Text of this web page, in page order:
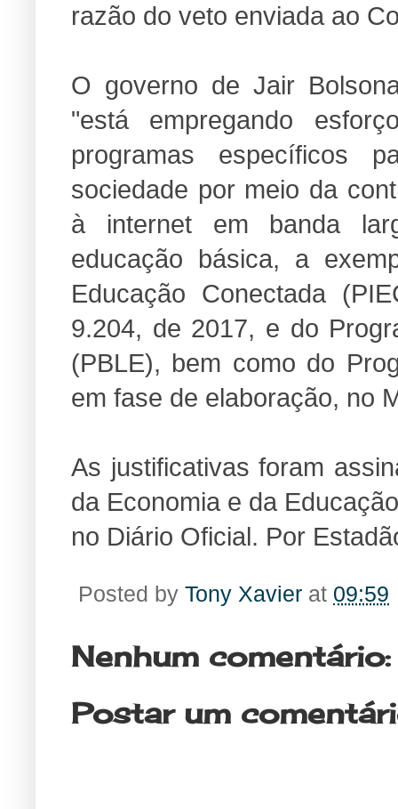
razão do veto enviada ao
O governo de Jair
"está empregando
programas específicos
sociedade por meio da
à internet em banda
educação básica, a
Educação Conectada
9.204, de 2017, e do
(PBLE), bem como do
em fase de elaboração, no
As justificativas foram
da Economia e da
no Diário Oficial. Por
Posted by Tony Xavier at 09:59
Nenhum comentário:
Postar um